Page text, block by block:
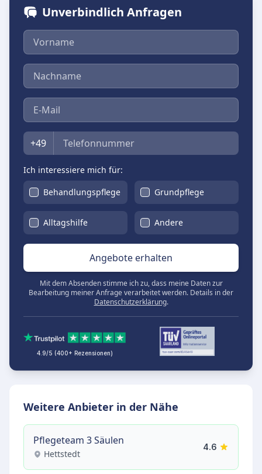
Unverbindlich Anfragen
Vorname
Nachname
E-Mail
Telefon
+49
Ich interessiere mich für:
Behandlungspflege
Grundpflege
Alltagshilfe Andere
Angebote erhalten
Mit dem Absenden stimme ich zu, dass meine Daten zur
Bearbeitung meiner Anfrage verarbeitet werden. Details in der
Datenschutzerklärung.
4.9/5 (400+ Rezensionen)
Weitere Anbieter in der Nähe
Pflegeteam 3 Säulen
Hettstedt
4.6